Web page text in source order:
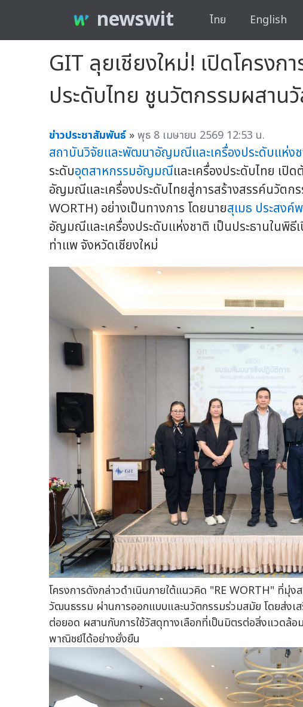
newswit ไทย English
GIT ลุยเชียงใหม่! เปิดโครงก
ประดับไทย ชูนวัตกรรมผสาน
ข่าวประชาสัมพันธ์ »พุธ 8 เมษายน 2569 12:53 น.
สถาบันวิจัยและพัฒนาอัญมณีและเครื่องประดับแห่ง
ระดับอุตสาหกรรมอัญมณีและเครื่องประดับไทย เ
อัญมณีและเครื่องประดับไทยสู่การสร้างสรรค์นวัต
WORTH) อย่างเป็นทางการ โดยนายสุเมธ ประสงค์
อัญมณีและเครื่องประดับแห่งชาติ เป็นประธานในพิธี
ท่าแพ จังหวัดเชียงใหม่
โครงการดังกล่าวดำเนินภายใต้แนวคิด "RE WORTH" ที่มุ่
วัฒนธรรม ผ่านการออกแบบและนวัตกรรมร่วมสมัย โดยส่ง
ต่อยอด ผสานกับการใช้วัสดุทางเลือกที่เป็นมิตรต่อสิ่งแวดล้
พาณิชย์ได้อย่างยั่งยืน